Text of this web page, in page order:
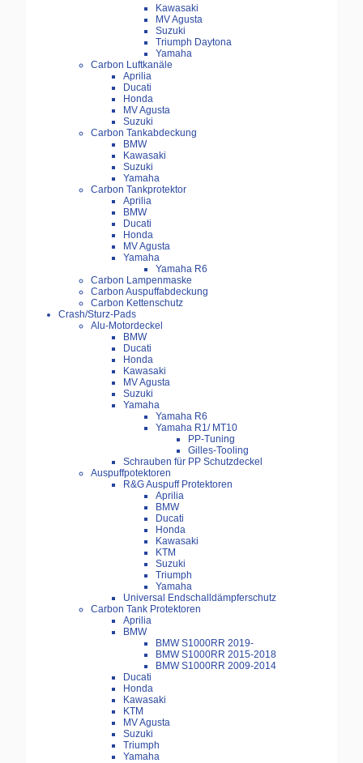
Kawasaki
MV Agusta
Suzuki
Triumph Daytona
Yamaha
Carbon Luftkanäle
Aprilia
Ducati
Honda
MV Agusta
Suzuki
Carbon Tankabdeckung
BMW
Kawasaki
Suzuki
Yamaha
Carbon Tankprotektor
Aprilia
BMW
Ducati
Honda
MV Agusta
Yamaha
Yamaha R6
Carbon Lampenmaske
Carbon Auspuffabdeckung
Carbon Kettenschutz
Crash/Sturz-Pads
Alu-Motordeckel
BMW
Ducati
Honda
Kawasaki
MV Agusta
Suzuki
Yamaha
Yamaha R6
Yamaha R1/ MT10
PP-Tuning
Gilles-Tooling
Schrauben für PP Schutzdeckel
Auspuffpotektoren
R&G Auspuff Protektoren
Aprilia
BMW
Ducati
Honda
Kawasaki
KTM
Suzuki
Triumph
Yamaha
Universal Endschalldämpferschutz
Carbon Tank Protektoren
Aprilia
BMW
BMW S1000RR 2019-
BMW S1000RR 2015-2018
BMW S1000RR 2009-2014
Ducati
Honda
Kawasaki
KTM
MV Agusta
Suzuki
Triumph
Yamaha